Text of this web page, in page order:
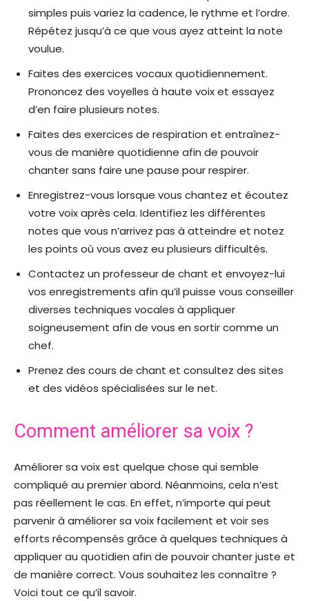
simples puis variez la cadence, le rythme et l’ordre.
Répétez jusqu’à ce que vous ayez atteint la note
voulue.
Faites des exercices vocaux quotidiennement.
Prononcez des voyelles à haute voix et essayez
d’en faire plusieurs notes.
Faites des exercices de respiration et entraînez-
vous de manière quotidienne afin de pouvoir
chanter sans faire une pause pour respirer.
Enregistrez-vous lorsque vous chantez et écoutez
votre voix après cela. Identifiez les différentes
notes que vous n’arrivez pas à atteindre et notez
les points où vous avez eu plusieurs difficultés.
Contactez un professeur de chant et envoyez-lui
vos enregistrements afin qu’il puisse vous conseiller
diverses techniques vocales à appliquer
soigneusement afin de vous en sortir comme un
chef.
Prenez des cours de chant et consultez des sites
et des vidéos spécialisées sur le net.
Comment améliorer sa voix ?
Améliorer sa voix est quelque chose qui semble
compliqué au premier abord. Néanmoins, cela n’est
pas réellement le cas. En effet, n’importe qui peut
parvenir à améliorer sa voix facilement et voir ses
efforts récompensés grâce à quelques techniques à
appliquer au quotidien afin de pouvoir chanter juste et
de manière correct. Vous souhaitez les connaître ?
Voici tout ce qu’il savoir.